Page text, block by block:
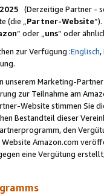
(Derzeitige Partner -
(die „Partner-Website
“ oder „uns“ oder
zur Verfügung :Englisch,
unserem Marketing-
zur Teilnahme am
Website stimmen Sie
Bestandteil dieser
den
Amazon.com
eine Vergütung